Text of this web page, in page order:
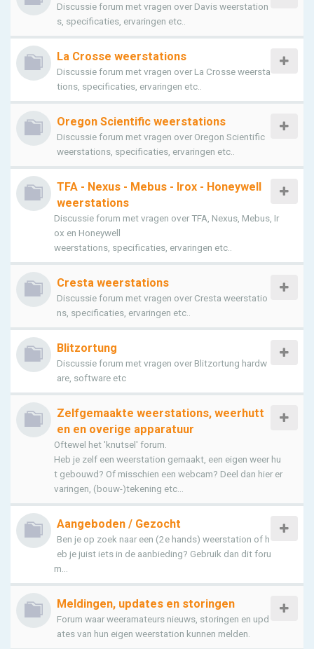
Discussie forum met vragen over Davis weerstation
s, specificaties, ervaringen etc..
La Crosse weerstations
Discussie forum met vragen over La Crosse weersta
tions, specificaties, ervaringen etc..
Oregon Scientific weerstations
Discussie forum met vragen over Oregon Scientific
weerstations, specificaties, ervaringen etc..
TFA - Nexus - Mebus - Irox - Honeywell
weerstations
Discussie forum met vragen over TFA, Nexus, Mebus, Ir
ox en Honeywell
weerstations, specificaties, ervaringen etc..
Cresta weerstations
Discussie forum met vragen over Cresta weerstatio
ns, specificaties, ervaringen etc..
Blitzortung
Discussie forum met vragen over Blitzortung hardw
are, software etc
Zelfgemaakte weerstations, weerhutt
en en overige apparatuur
Oftewel het 'knutsel' forum.
Heb je zelf een weerstation gemaakt, een eigen weer hu
t gebouwd? Of misschien een webcam? Deel dan hier er
varingen, (bouw-)tekening etc...
Aangeboden / Gezocht
Ben je op zoek naar een (2e hands) weerstation of h
eb je juist iets in de aanbieding? Gebruik dan dit foru
m...
Meldingen, updates en storingen
Forum waar weeramateurs nieuws, storingen en upd
ates van hun eigen weerstation kunnen melden.